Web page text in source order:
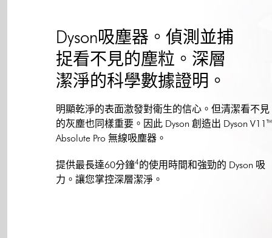
Dyson吸塵器。偵測並捕
捉看不見的塵粒。深層
潔淨的科學數據證明。
明顯乾淨的表面激發對衛生的信心。但清潔看不見
的灰塵也同樣重要。因此 Dyson 創造出 Dyson V11™
Absolute Pro 無線吸塵器。
提供最長達60分鐘4的使用時間和強勁的 Dyson 吸
力。讓您掌控深層潔淨。